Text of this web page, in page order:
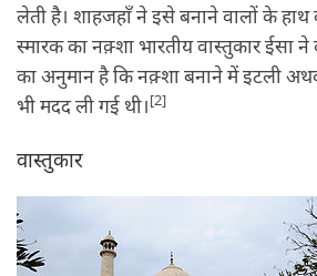
लेती है। शाहजहाँ ने इसे बनाने वालों के
स्मारक का नक़्शा भारतीय वास्तुकार ईसा
का अनुमान है कि नक़्शा बनाने में इटली
भी मदद ली गई थी।[2]
वास्तुकार